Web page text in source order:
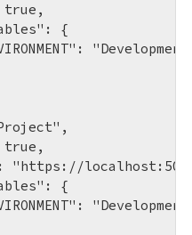
{
"https://
{